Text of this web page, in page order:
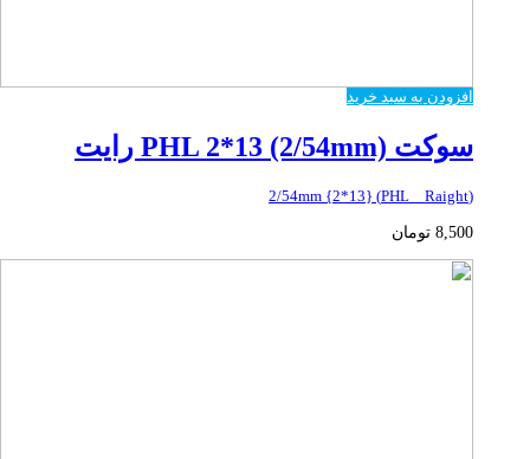
افزودن به سبد خرید
سوکت PHL 2*13 (2/54mm) رایت
(PHL _ Raight) {2*13} 2/54mm
8,500 تومان